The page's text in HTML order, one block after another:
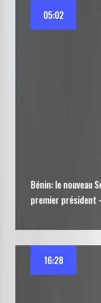
Bénin: le nouveau
premier
05:02
16:28